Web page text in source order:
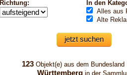
In den
Alles aus
Alte
Richtung:
123Objekt(e) aus dem Bundesland
Württemberg in der